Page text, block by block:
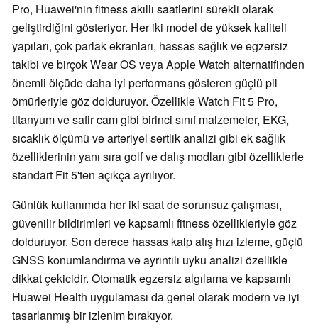
Pro, Huawei'nin fitness akıllı saatlerini sürekli olarak
geliştirdiğini gösteriyor. Her iki model de yüksek kaliteli
yapıları, çok parlak ekranları, hassas sağlık ve egzersiz
takibi ve birçok Wear OS veya Apple Watch alternatifinden
önemli ölçüde daha iyi performans gösteren güçlü pil
ömürleriyle göz dolduruyor. Özellikle Watch Fit 5 Pro,
titanyum ve safir cam gibi birinci sınıf malzemeler, EKG,
sıcaklık ölçümü ve arteriyel sertlik analizi gibi ek sağlık
özelliklerinin yanı sıra golf ve dalış modları gibi özelliklerle
standart Fit 5'ten açıkça ayrılıyor.
Günlük kullanımda her iki saat de sorunsuz çalışması,
güvenilir bildirimleri ve kapsamlı fitness özellikleriyle göz
dolduruyor. Son derece hassas kalp atış hızı izleme, güçlü
GNSS konumlandırma ve ayrıntılı uyku analizi özellikle
dikkat çekicidir. Otomatik egzersiz algılama ve kapsamlı
Huawei Health uygulaması da genel olarak modern ve iyi
tasarlanmış bir izlenim bırakıyor.